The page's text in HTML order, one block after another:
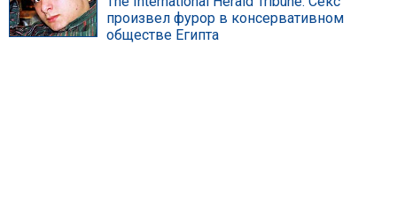
произвел фурор в консервативном
обществе Египта